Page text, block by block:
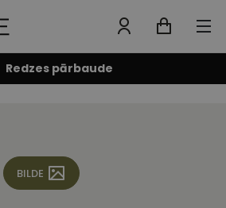
Redzes pārbaude
BILDE